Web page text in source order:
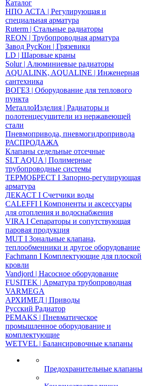
Каталог
НПО АСТА | Регулирующая и
специальная арматура
Ruterm | Стальные радиаторы
REON | Трубопроводная арматура
Завод РусКон | Грязевики
LD | Шаровые краны
Solur | Алюминиевые радиаторы
AQUALINK, AQUALINE | Инженерная
сантехника
ВОГЕЗ | Оборудование для теплового
пункта
МеталлоИзделия | Радиаторы и
полотенцесушители из нержавеющей
стали
Пневмопривода, пневмогидропривода
РАСПРОДАЖА
Клапаны седельные отсечные
SLT AQUA | Полимерные
трубопроводные системы
ТЕРМОБРЕСТ І Запорно-регулирующая
арматура
ДЕКАСТ І Счетчики воды
CALEFFI І Компоненты и аксессуары
для отопления и водоснабжения
VIRA І Сепараторы и сопутствующая
паровая продукция
MUT І Зональные клапана,
теплообменники и другое оборудование
Fachmann І Комплектующие для плоской
кровли
Vandjord | Насосное оборудование
FUSITEK | Арматура трубопроводная
VARMEGA
АРХИМЕД | Приводы
Русский Радиатор
PEMAKS | Пневматическое
промышленное оборудование и
комплектующие
WETVEL | Балансировочные клапаны
Предохранительные клапаны